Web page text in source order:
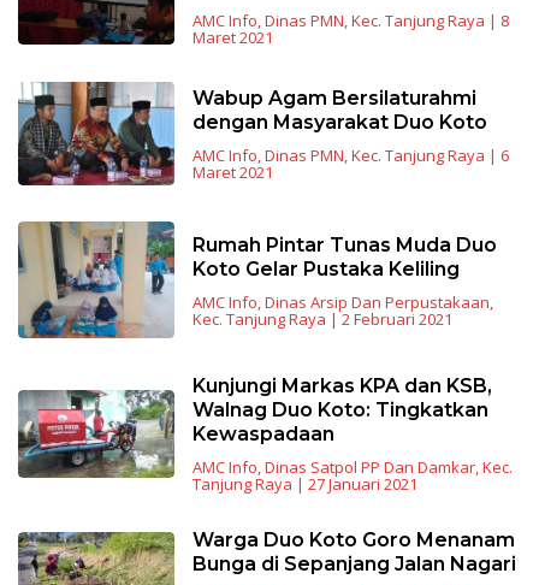
AMC Info,Dinas PMN,Kec. Tanjung Raya | 8
Maret 2021
Wabup Agam Bersilaturahmi
dengan Masyarakat Duo Koto
AMC Info,Dinas PMN,Kec. Tanjung Raya | 6
Maret 2021
Rumah Pintar Tunas Muda Duo
Koto Gelar Pustaka Keliling
AMC Info,Dinas Arsip Dan Perpustakaan,
Kec. Tanjung Raya |2 Februari 2021
Kunjungi Markas KPA dan KSB,
Walnag Duo Koto: Tingkatkan
Kewaspadaan
AMC Info,Dinas Satpol PP Dan Damkar,Kec.
Tanjung Raya | 27 Januari 2021
Warga Duo Koto Goro Menanam
Bunga di Sepanjang Jalan Nagari